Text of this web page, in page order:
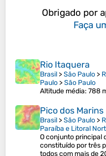
Obrigado por
Faça
Rio Itaquera
Brasil >São Paulo >
Paulo >São Paulo
Altitude média: 788
Pico dos Marins
Brasil >São Paulo >
Paraíba e Litoral
O conjunto principal
constituído por três
todos com mais de